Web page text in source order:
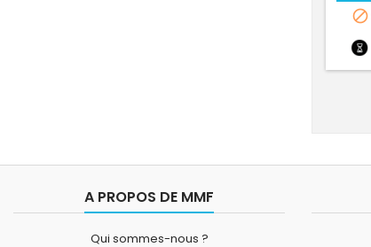

A PROPOS DE MMF
Qui sommes-nous ?